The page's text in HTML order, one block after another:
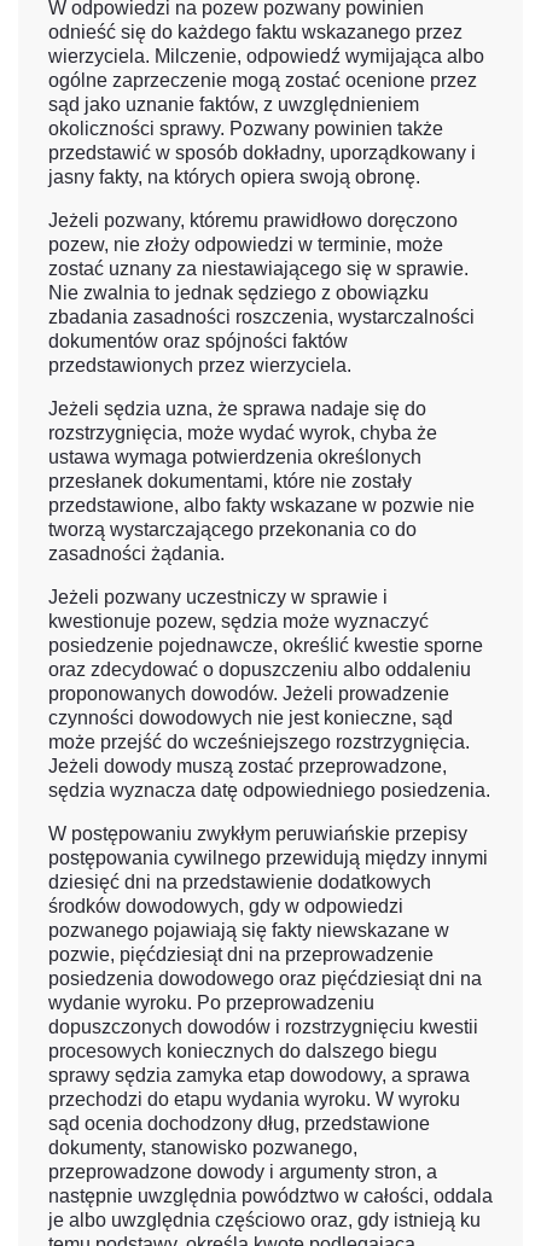
W odpowiedzi na pozew pozwany powinien
odnieść się do każdego faktu wskazanego przez
wierzyciela. Milczenie, odpowiedź wymijająca albo
ogólne zaprzeczenie mogą zostać ocenione przez
sąd jako uznanie faktów, z uwzględnieniem
okoliczności sprawy. Pozwany powinien także
przedstawić w sposób dokładny, uporządkowany i
jasny fakty, na których opiera swoją obronę.
Jeżeli pozwany, któremu prawidłowo doręczono
pozew, nie złoży odpowiedzi w terminie, może
zostać uznany za niestawiającego się w sprawie.
Nie zwalnia to jednak sędziego z obowiązku
zbadania zasadności roszczenia, wystarczalności
dokumentów oraz spójności faktów
przedstawionych przez wierzyciela.
Jeżeli sędzia uzna, że sprawa nadaje się do
rozstrzygnięcia, może wydać wyrok, chyba że
ustawa wymaga potwierdzenia określonych
przesłanek dokumentami, które nie zostały
przedstawione, albo fakty wskazane w pozwie nie
tworzą wystarczającego przekonania co do
zasadności żądania.
Jeżeli pozwany uczestniczy w sprawie i
kwestionuje pozew, sędzia może wyznaczyć
posiedzenie pojednawcze, określić kwestie sporne
oraz zdecydować o dopuszczeniu albo oddaleniu
proponowanych dowodów. Jeżeli prowadzenie
czynności dowodowych nie jest konieczne, sąd
może przejść do wcześniejszego rozstrzygnięcia.
Jeżeli dowody muszą zostać przeprowadzone,
sędzia wyznacza datę odpowiedniego posiedzenia.
W postępowaniu zwykłym peruwiańskie przepisy
postępowania cywilnego przewidują między innymi
dziesięć dni na przedstawienie dodatkowych
środków dowodowych, gdy w odpowiedzi
pozwanego pojawiają się fakty niewskazane w
pozwie, pięćdziesiąt dni na przeprowadzenie
posiedzenia dowodowego oraz pięćdziesiąt dni na
wydanie wyroku. Po przeprowadzeniu
dopuszczonych dowodów i rozstrzygnięciu kwestii
procesowych koniecznych do dalszego biegu
sprawy sędzia zamyka etap dowodowy, a sprawa
przechodzi do etapu wydania wyroku. W wyroku
sąd ocenia dochodzony dług, przedstawione
dokumenty, stanowisko pozwanego,
przeprowadzone dowody i argumenty stron, a
następnie uwzględnia powództwo w całości, oddala
je albo uwzględnia częściowo oraz, gdy istnieją ku